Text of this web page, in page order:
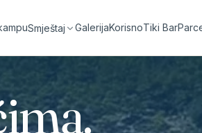
Smještaj GalerijaKorisnoTiki Bar